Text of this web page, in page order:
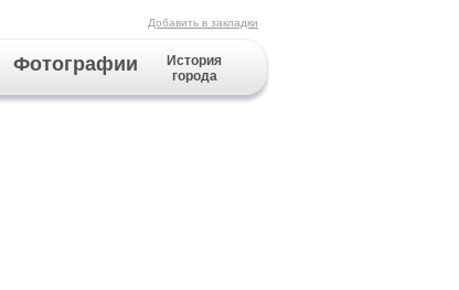
Добавить в закладки
Фотографии
История
города